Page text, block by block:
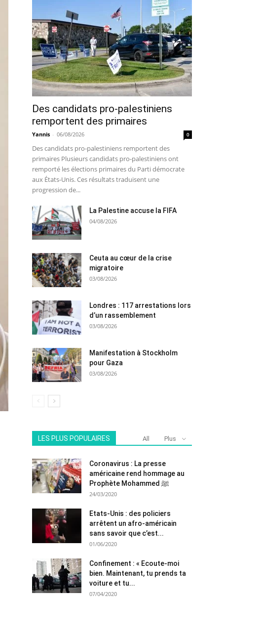
Des candidats pro-palestiniens
remportent des primaires
Yannis - 06/08/2026 0
Des candidats pro-palestiniens remportent des
primaires Plusieurs candidats pro-palestiniens ont
remporté les élections primaires du Parti démocrate
aux États-Unis. Ces résultats traduisent une
progression de...
La Palestine accuse la FIFA
04/08/2026
Ceuta au cœur de la crise
migratoire
03/08/2026
Londres : 117 arrestations lors
d’un rassemblement
03/08/2026
Manifestation à Stockholm
pour Gaza
03/08/2026
LES PLUS POPULAIRES All Plus
Coronavirus : La presse
américaine rend hommage au
Prophète Mohammed ﷺ
24/03/2020
Etats-Unis : des policiers
arrêtent un afro-américain
sans savoir que c’est...
01/06/2020
Confinement : « Ecoute-moi
bien. Maintenant, tu prends ta
voiture et tu...
07/04/2020